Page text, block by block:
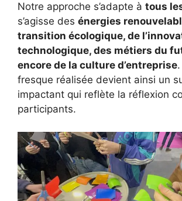
Notre approche s’adapte à tous
s’agisse des énergies
transition écologique, de
technologique, des métiers du
encore de la culture d’entreprise
fresque réalisée devient ainsi un
impactant qui reflète la réflexion
participants.